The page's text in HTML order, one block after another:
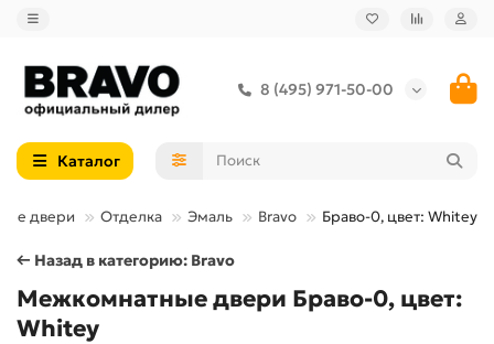
8 (495) 971-50-00
Каталог
двери Отделка Эмаль Bravo Браво-0, цвет: Whitey
← Назад в категорию: Bravo
Межкомнатные двери Браво-0, цвет:
Whitey